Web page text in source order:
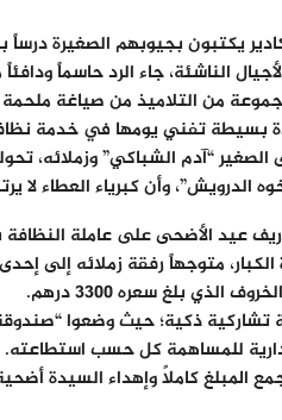
يكتبون بجيوبهم الصغيرة
الناشئة، جاء الرد حاسماً
من التلاميذ من صياغة
بسيطة تفني يومها في خدمة
الصغير “آدم الشباكي”
الدرويش”، وأن كبرياء العطاء لا
عيد الأضحى على عاملة النظافة
متوجهاً رفقة زملائه إلى
تشاركية ذكية؛ حيث وضعوا
للمساهمة كل حسب
المبلغ كاملاً وإهداء السيدة